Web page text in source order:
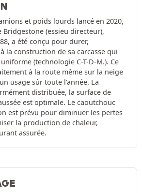
et poids lourds lancé en 2020,
Bridgestone (essieu directeur),
a été conçu pour durer,
la construction de sa carcasse qui
(technologie C-T-D-M.). Ce
à la route même sur la neige
usage sûr toute l’année. La
distribuée, la surface de
est optimale. Le caoutchouc
est prévu pour diminuer les pertes
la production de chaleur,
assurée.